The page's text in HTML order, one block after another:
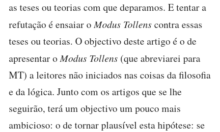
as teses ou teorias com que deparamos. E tentar a
refutação é ensaiar oModus Tollenscontra essas
teses ou teorias. O objectivo deste artigo é o de
apresentar oModus Tollens (que abreviarei para
MT) a leitores não iniciados nas coisas da filosofia
e da lógica. Junto com os artigos que se lhe
seguirão, terá um objectivo um pouco mais
ambicioso: o de tornar plausível esta hipótese: se